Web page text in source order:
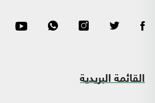
القائمة البريدية